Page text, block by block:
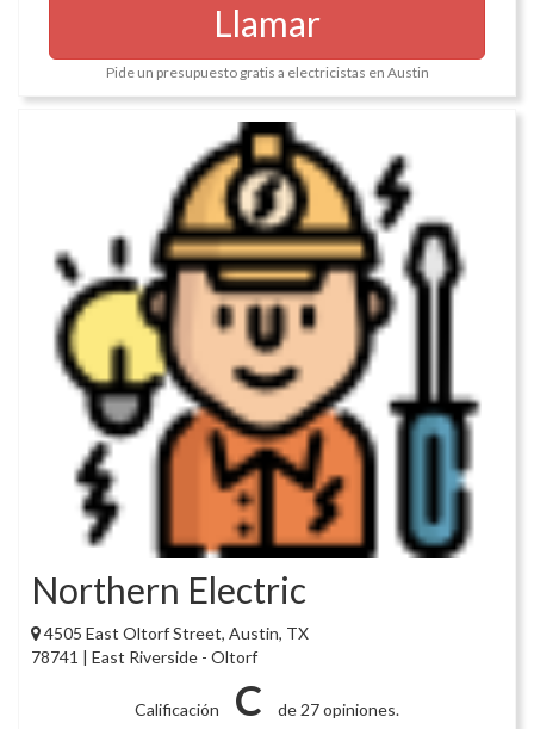
Llamar
Pide un presupuesto gratis a electricistas en Austin
Northern Electric
4505 East Oltorf Street, Austin, TX
78741 | East Riverside - Oltorf
Calificación C
de 27 opiniones.